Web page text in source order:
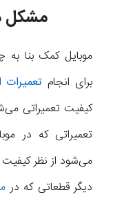
مشکل
موبایل کمک بنا به
برای انجام تعمیرات
کیفیت تعمیراتی
تعمیراتی که در
می‌شود از نظر
دیگر قطعاتی که در